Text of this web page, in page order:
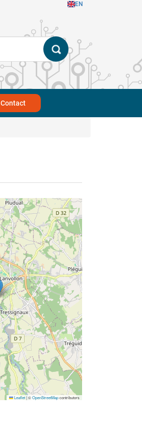
EN
Contact
Leaflet |©OpenStreetMapcontributors